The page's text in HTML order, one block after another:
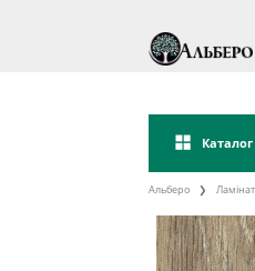
Каталог
Альберо Ламінат